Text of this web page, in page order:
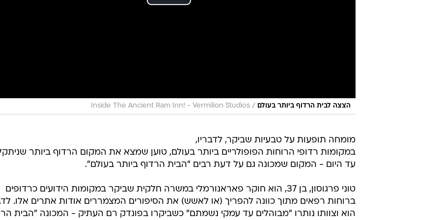
הצצה לבית הרדוף ביותר בעולם /
Inside The Ancient Ram Inn! - Vermilion Studios
מומחה תופעות על טבעיות שביקר, לדבריו,
במקומות רדופי הרוחות הפופולריים ביותר בעולם, טוען שמצא את המקום הרדוף ביותר
עד היום - המקום שמכונה גם על דעת רבים "הבית הרדוף ביותר בעולם".
טוני פרגוסון, בן 37, הוא חוקר פאראנורמלי במשרה חלקית שביקר במקומות הידועים כרדופים
ברוחות רפאים מתוך כוונה להפריך (או לאשש) את הסיפורים המצמררים אודות אתרים אלו.
הוא וצוותו נותרו "מבוהלים עד עמקי נשמתם" כשביקרו בפונדק רם העתיק - המכונה "הבית